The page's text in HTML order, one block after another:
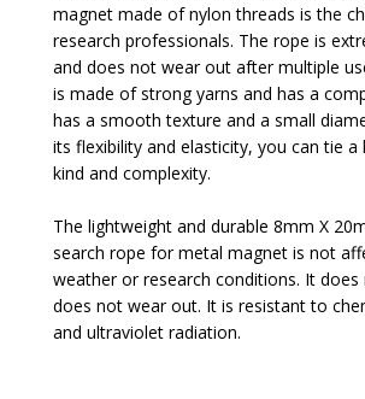
magnet made of nylon threads is the
research professionals. The rope is
and does not wear out after multiple
is made of strong yarns and has a
has a smooth texture and a small
its flexibility and elasticity, you can tie
kind and complexity.
The lightweight and durable 8mm X
search rope for metal magnet is not
weather or research conditions. It
does not wear out. It is resistant to
and ultraviolet radiation.